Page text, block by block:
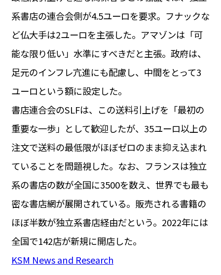
#フランス生活
#レシピ #ビューティー
#コスメ
#アルザス地方
#フランスの地方 #フロマージュ
#おでかけ
系書店の連合会側が4.5ユーロを要求。フナックな
ど仏大手は2ユーロを主張した。アマゾンは「可
能な限り低い」水準にすべきだと主張。政府は、
足元のインフレ亢進にも配慮し、中間をとって3
ユーロという額に設定した。
書店連合会のSLFは、この送料引上げを「最初の
重要な一歩」として歓迎したが、35ユーロ以上の
注文で送料の最低限がほぼゼロのまま抑え込まれ
ていることを問題視した。なお、フランスは独立
系の書店の数が全国に3500を数え、世界でも最も
密な書店網が展開されている。販売される書籍の
ほぼ半数が独立系書店経由だという。2022年には
全国で142店が新規に開店した。
KSM News and Research